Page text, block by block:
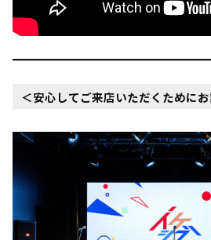
＜安心してご来店いただくためにお